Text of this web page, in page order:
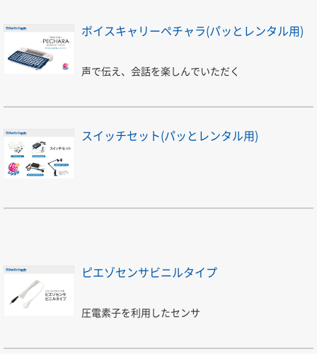
ボイスキャリーペチャラ(パッとレンタル用)
声で伝え、会話を楽しんでいただく
スイッチセット(パッとレンタル用)
ピエゾセンサビニルタイプ
圧電素子を利用したセンサ